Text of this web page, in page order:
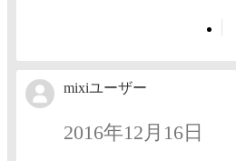
mixiユーザー
2016年12月16日